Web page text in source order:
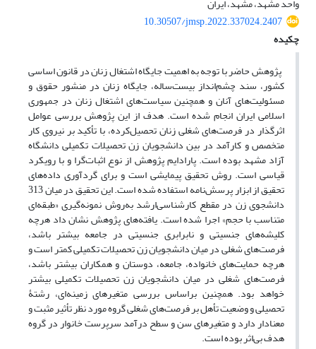
واحد مشهد، مشهد، ایران
10.30507/jmsp.2022.337024.2407
چکیده
پژوهش حاضر با توجه به اهمیت جایگاه اشتغال زنان در قانون اساسی
کشور، سند چشم‌انداز بیست‌ساله، جایگاه زنان در منشور حقوق و
مسئولیت‌های آنان و همچنین سیاست‌های اشتغال زنان در جمهوری
اسلامی ایران انجام شده است. هدف از این پژوهش بررسی عوامل
اثرگذار در فرصت‌های شغلی زنان تحصیل‌کرده، با تأکید بر نیروی ‌کار
متخصص و کارآمد در بین دانشجویان زن تحصیلات ‌تکمیلی دانشگاه
آزاد مشهد بوده است. پارادایم پژوهش از نوع اثبات‌گرا و با رویکرد
قیاسی است. روش تحقیق پیمایشی است و برای گردآوری داده‌های
تحقیق از ابزار پرسش‌نامه استفاده شده است. این تحقیق در میان 313
دانشجوی زن در مقطع کارشناسی‌ارشد به‌روش نمونه‌گیری «طبقه‌ای
متناسب با حجم» اجرا شده است. یافته‌های پژوهش نشان داد هرچه
کلیشه‌های جنسیتی و نابرابری جنسیتی در جامعه بیشتر باشد،
فرصت‌های شغلی در میان دانشجویان زن تحصیلات تکمیلی کمتر است و
هرچه حمایت‌های خانواده‌، جامعه، دوستان و همکاران بیشتر باشد،
فرصت‌های شغلی در میان دانشجویان زن تحصیلات تکمیلی بیشتر
خواهد بود. همچنین براساس بررسی متغیرهای زمینه‌ای، رشتۀ
‌تحصیلی و وضعیت ‌تأهل بر فرصت‌های شغلی گروه مورد نظر تأثیر مثبت و
معنادار دارد و متغیرهای سن و سطح درآمد سرپرست خانوار در گروه
هدف بی‌اثر بوده‌ است.